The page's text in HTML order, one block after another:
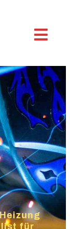
Heizung
für